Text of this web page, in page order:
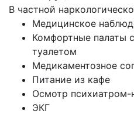
В частной
Медицинское
Комфортные палаты
туалетом
Медикаментозное
Питание из кафе
Осмотр психиатром-
ЭКГ